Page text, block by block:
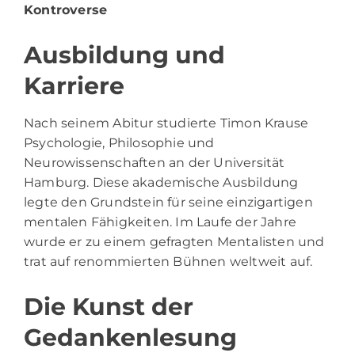
Kontroverse
Ausbildung und
Karriere
Nach seinem Abitur studierte Timon Krause
Psychologie, Philosophie und
Neurowissenschaften an der Universität
Hamburg. Diese akademische Ausbildung
legte den Grundstein für seine einzigartigen
mentalen Fähigkeiten. Im Laufe der Jahre
wurde er zu einem gefragten Mentalisten und
trat auf renommierten Bühnen weltweit auf.
Die Kunst der
Gedankenlesung